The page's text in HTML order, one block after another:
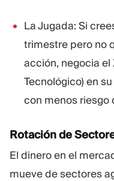
La Jugada: Si
trimestre pero no
acción, negocia el
Tecnológico) en
con menos riesgo
Rotación de
El dinero en el
mueve de sectores